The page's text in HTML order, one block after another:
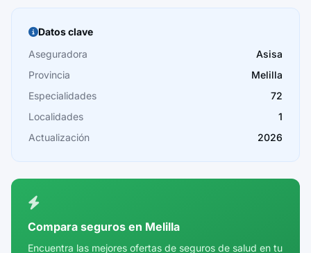
Burgos
Cáceres
Cádiz
Cantabria
Castellón
Córdoba
Cuenca
Datos clave
Aseguradora
Asisa
Provincia
Melilla
Especialidades
72
Localidades
1
Actualización
2026
Compara seguros en Melilla
Encuentra las mejores ofertas de seguros de salud en tu